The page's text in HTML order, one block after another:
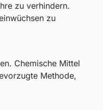
zu verhindern.
zu
Chemische Mittel
Methode,